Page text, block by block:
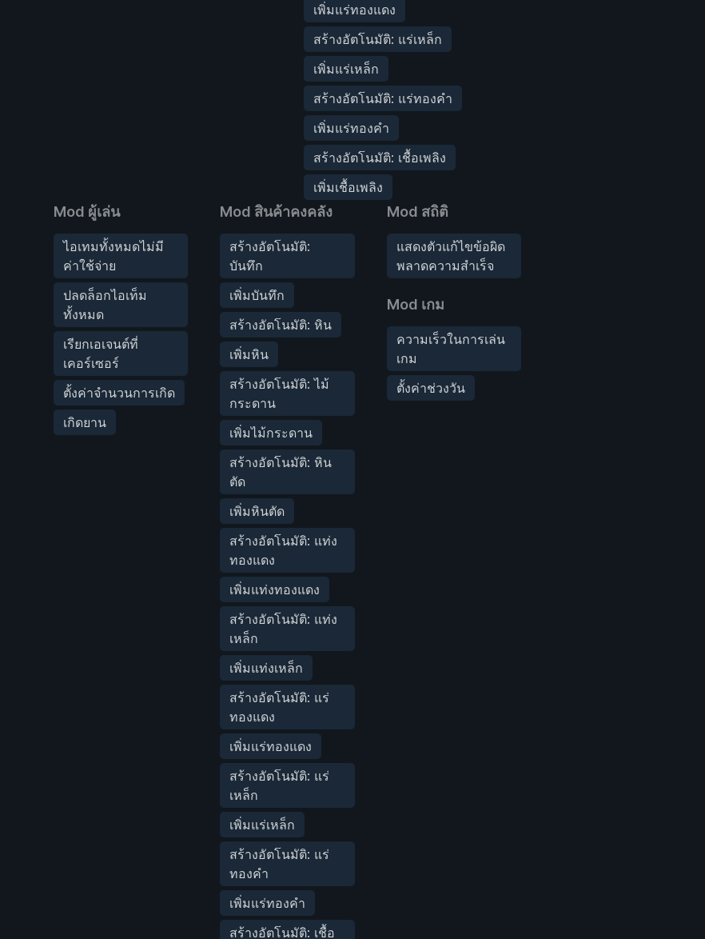
เพิ่มแร่ทองแดง
สร้างอัตโนมัติ: แร่เหล็ก
เพิ่มแร่เหล็ก
สร้างอัตโนมัติ: แร่ทองคำ
เพิ่มแร่ทองคำ
สร้างอัตโนมัติ: เชื้อเพลิง
เพิ่มเชื้อเพลิง
Mod ผู้เล่น
ไอเทมทั้งหมดไม่มี
ค่าใช้จ่าย
ปลดล็อกไอเท็ม
ทั้งหมด
เรียกเอเจนต์ที่
เคอร์เซอร์
ตั้งค่าจำนวนการเกิด
เกิดยาน
Mod สินค้าคงคลัง
สร้างอัตโนมัติ:
บันทึก
เพิ่มบันทึก
สร้างอัตโนมัติ: หิน
เพิ่มหิน
สร้างอัตโนมัติ: ไม้
กระดาน
เพิ่มไม้กระดาน
สร้างอัตโนมัติ: หิน
ตัด
เพิ่มหินตัด
สร้างอัตโนมัติ: แท่ง
ทองแดง
เพิ่มแท่งทองแดง
สร้างอัตโนมัติ: แท่ง
เหล็ก
เพิ่มแท่งเหล็ก
สร้างอัตโนมัติ: แร่
ทองแดง
เพิ่มแร่ทองแดง
สร้างอัตโนมัติ: แร่
เหล็ก
เพิ่มแร่เหล็ก
สร้างอัตโนมัติ: แร่
ทองคำ
เพิ่มแร่ทองคำ
สร้างอัตโนมัติ: เชื้อ
Mod สถิติ
แสดงตัวแก้ไขข้อผิด
พลาดความสำเร็จ
Mod เกม
ความเร็วในการเล่น
เกม
ตั้งค่าช่วงวัน